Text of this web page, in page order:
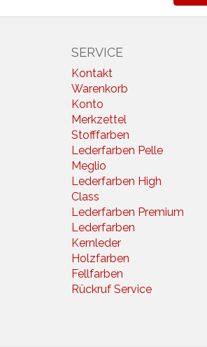
SERVICE
Kontakt
Warenkorb
Konto
Merkzettel
Stofffarben
Lederfarben Pelle
Meglio
Lederfarben High
Class
Lederfarben Premium
Lederfarben
Kernleder
Holzfarben
Fellfarben
Rückruf Service